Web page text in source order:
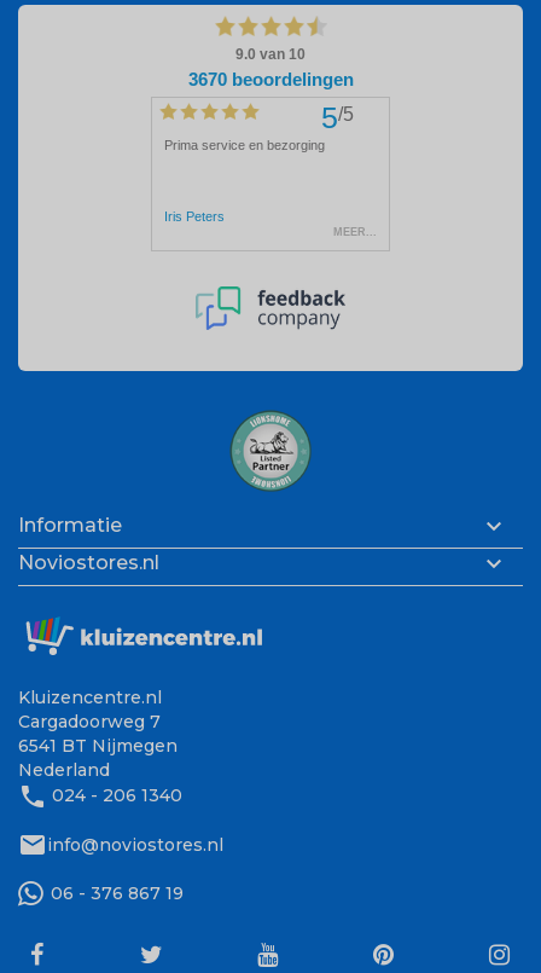
Informatie 
Noviostores.nl 
Kluizencentre.nl
Cargadoorweg 7
6541 BT Nijmegen
Nederland
phone 024 - 206 1340
mailinfo@noviostores.nl
06 - 376 867 19